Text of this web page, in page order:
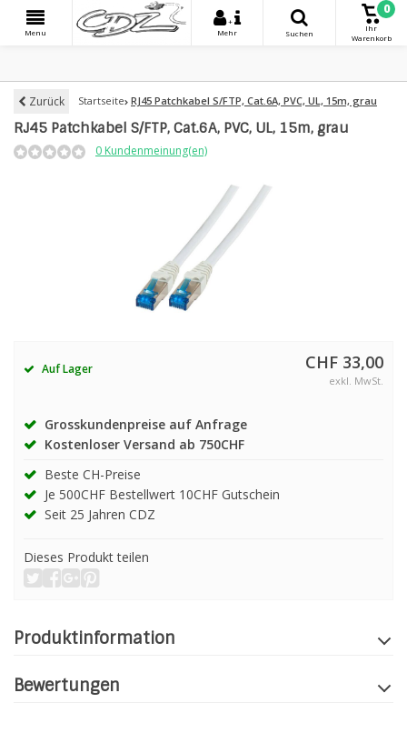
Menu
+
Mehr
Suchen
0
Ihr
Warenkorb
Zurück Startseite RJ45 Patchkabel S/FTP, Cat.6A, PVC, UL, 15m, grau
RJ45 Patchkabel S/FTP, Cat.6A, PVC, UL, 15m, grau
0 Kundenmeinung(en)
Auf Lager CHF 33,00
exkl. MwSt.
Grosskundenpreise auf Anfrage
Kostenloser Versand ab 750CHF
Beste CH-Preise
Je 500CHF Bestellwert 10CHF Gutschein
Seit 25 Jahren CDZ
Dieses Produkt teilen
Produktinformation
Bewertungen